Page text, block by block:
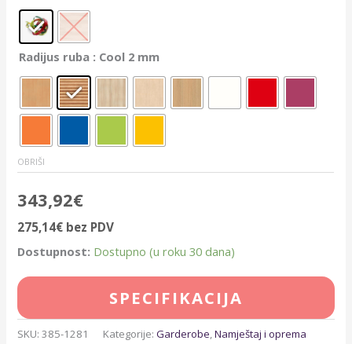
Radijus ruba : Cool 2 mm
OBRIŠI
343,92€
275,14€ bez PDV
Dostupnost: Dostupno (u roku 30 dana)
SPECIFIKACIJA
SKU:385-1281 Kategorije:Garderobe,Namještaj i oprema